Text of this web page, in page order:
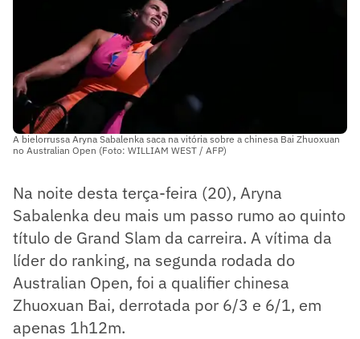
A bielorrussa Aryna Sabalenka saca na vitória sobre a chinesa Bai Zhuoxuan
no Australian Open (Foto: WILLIAM WEST / AFP)
Na noite desta terça-feira (20), Aryna
Sabalenka deu mais um passo rumo ao quinto
título de Grand Slam da carreira. A vítima da
líder do ranking, na segunda rodada do
Australian Open, foi a qualifier chinesa
Zhuoxuan Bai, derrotada por 6/3 e 6/1, em
apenas 1h12m.